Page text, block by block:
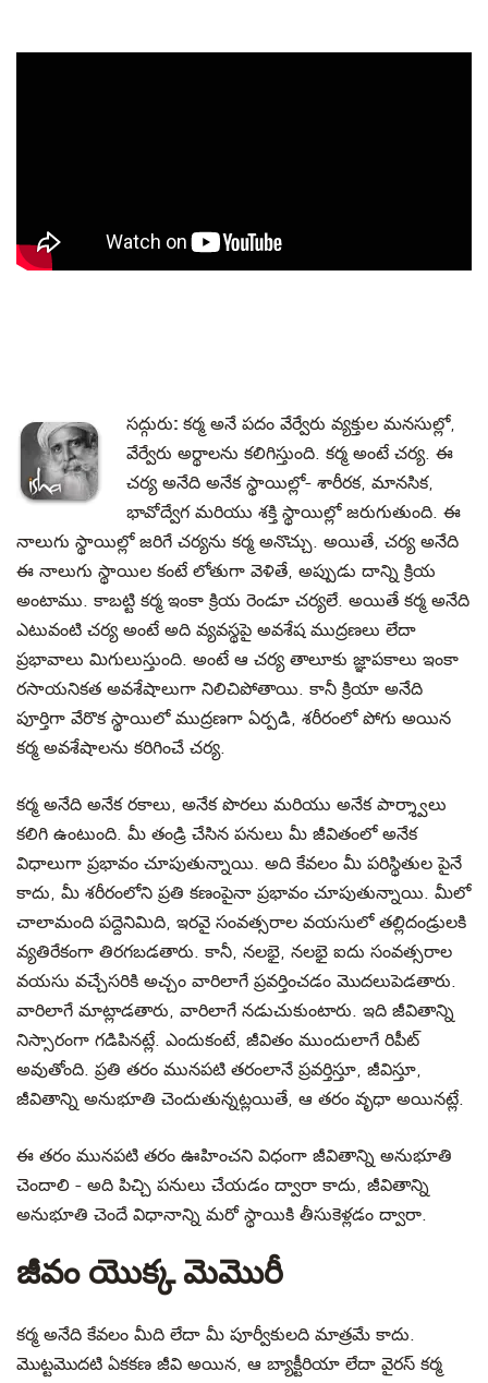
సద్గురు: కర్మ అనే పదం వేర్వేరు వ్యక్తుల మనసుల్లో,
వేర్వేరు అర్థాలను కలిగిస్తుంది. కర్మ అంటే చర్య. ఈ
చర్య అనేది అనేక స్థాయిల్లో- శారీరక, మానసిక,
భావోద్వేగ మరియు శక్తి స్థాయిల్లో జరుగుతుంది. ఈ
నాలుగు స్థాయిల్లో జరిగే చర్యను కర్మ అనొచ్చు. అయితే, చర్య అనేది
ఈ నాలుగు స్థాయిల కంటే లోతుగా వెళితే, అప్పుడు దాన్ని క్రియ
అంటాము. కాబట్టి కర్మ ఇంకా క్రియ రెండూ చర్యలే. అయితే కర్మ అనేది
ఎటువంటి చర్య అంటే అది వ్యవస్థపై అవశేష ముద్రణలు లేదా
ప్రభావాలు మిగులుస్తుంది. అంటే ఆ చర్య తాలూకు జ్ఞాపకాలు ఇంకా
రసాయనికత అవశేషాలుగా నిలిచిపోతాయి. కానీ క్రియా అనేది
పూర్తిగా వేరొక స్థాయిలో ముద్రణగా ఏర్పడి, శరీరంలో పోగు అయిన
కర్మ అవశేషాలను కరిగించే చర్య.
కర్మ అనేది అనేక రకాలు, అనేక పొరలు మరియు అనేక పార్శ్వాలు
కలిగి ఉంటుంది. మీ తండ్రి చేసిన పనులు మీ జీవితంలో అనేక
విధాలుగా ప్రభావం చూపుతున్నాయి. అది కేవలం మీ పరిస్థితుల పైనే
కాదు, మీ శరీరంలోని ప్రతి కణంపైనా ప్రభావం చూపుతున్నాయి. మీలో
చాలామంది పద్దెనిమిది, ఇరవై సంవత్సరాల వయసులో తల్లిదండ్రులకి
వ్యతిరేకంగా తిరగబడతారు. కానీ, నలభై, నలభై ఐదు సంవత్సరాల
వయసు వచ్చేసరికి అచ్చం వారిలాగే ప్రవర్తించడం మొదలుపెడతారు.
వారిలాగే మాట్లాడతారు, వారిలాగే నడుచుకుంటారు. ఇది జీవితాన్ని
నిస్సారంగా గడిపినట్లే. ఎందుకంటే, జీవితం ముందులాగే రిపీట్
అవుతోంది. ప్రతి తరం మునపటి తరంలానే ప్రవర్తిస్తూ, జీవిస్తూ,
జీవితాన్ని అనుభూతి చెందుతున్నట్లయితే, ఆ తరం వృధా అయినట్లే.
ఈ తరం మునపటి తరం ఊహించని విధంగా జీవితాన్ని అనుభూతి
చెందాలి - అది పిచ్చి పనులు చేయడం ద్వారా కాదు, జీవితాన్ని
అనుభూతి చెందే విధానాన్ని మరో స్థాయికి తీసుకెళ్లడం ద్వారా.
జీవం యొక్క మెమొరీ
కర్మ అనేది కేవలం మీది లేదా మీ పూర్వీకులది మాత్రమే కాదు.
మొట్టమొదటి ఏకకణ జీవి అయిన, ఆ బ్యాక్టీరియా లేదా వైరస్ కర్మ